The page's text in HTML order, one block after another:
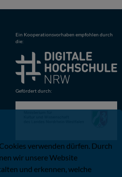
Ein Kooperationsvorhaben empfohlen durch
die:
Gefördert durch:
verwenden dürfen. Durch
wir unsere Website
und erkennen, welche